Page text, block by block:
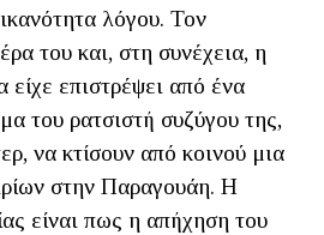
λόγου. Τον
του και, στη συνέχεια, η
είχε επιστρέψει από ένα
του ρατσιστή συζύγου της,
να κτίσουν από κοινού μια
στην Παραγουάη. Η
είναι πως η απήχηση του